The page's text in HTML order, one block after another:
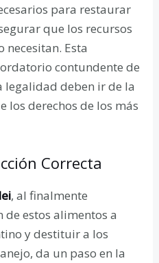
para restaurar
que los recursos
necesitan. Esta
contundente de
legalidad deben ir de la
los derechos de los más
Correcta
, al finalmente
estos alimentos a
y destituir a los
da un paso en la